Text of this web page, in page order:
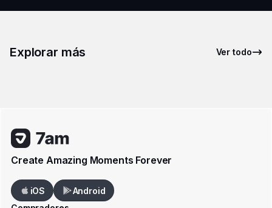
Explorar más Ver todo
Create Amazing Moments Forever
iOS
Android